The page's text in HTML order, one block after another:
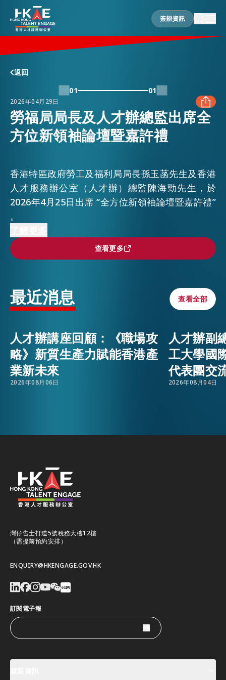
簽證資訊
簽證資訊
香港優勢
居港須知
人才支援
就業資訊
在港營商
活動情報
最新消息
常見問題
聯絡我們
返回
01
01
2026年04月29日
FACEBOOK
WHATSAPP
勞福局局長及人才辦總監出席全
方位新領袖論壇暨嘉許禮
香港特區政府勞工及福利局局長孫玉菡先生及香港
人才服務辦公室（人才辦）總監陳海勁先生，於
2026年4月25日出席 “全方位新領袖論壇暨嘉許禮”
。
事業以外展現多元興趣的中國內地及海外人才。
萬名人才到港。他指出，為什麼這麼多人想得到這
個機會？就是因為大家都看好香港這個舞台。
活動期間，陳總監闡述了人才辦的規劃藍圖，包括
積極走訪全球重點地區，開展針對性宣傳及行業專
項招聘。他還進一步介紹了人才辦加強支援力度的
策略，即透過擴大合作夥伴網絡，提供覆蓋各方面
的「一站式」支援服務，幫助來港人才實現長遠定
查看更多
查看更多
最近消息 查看全部
查看全部
人才辦講座回顧：《職場攻
略》新質生產力賦能香港產
業新未來
2026年08月06日
人才辦副
工大學國
代表團交
2026年08月04日
灣仔告士打道5號稅務大樓12樓
（需提前預約安排）
ENQUIRY@HKENGAGE.GOV.HK
訂閱電子報